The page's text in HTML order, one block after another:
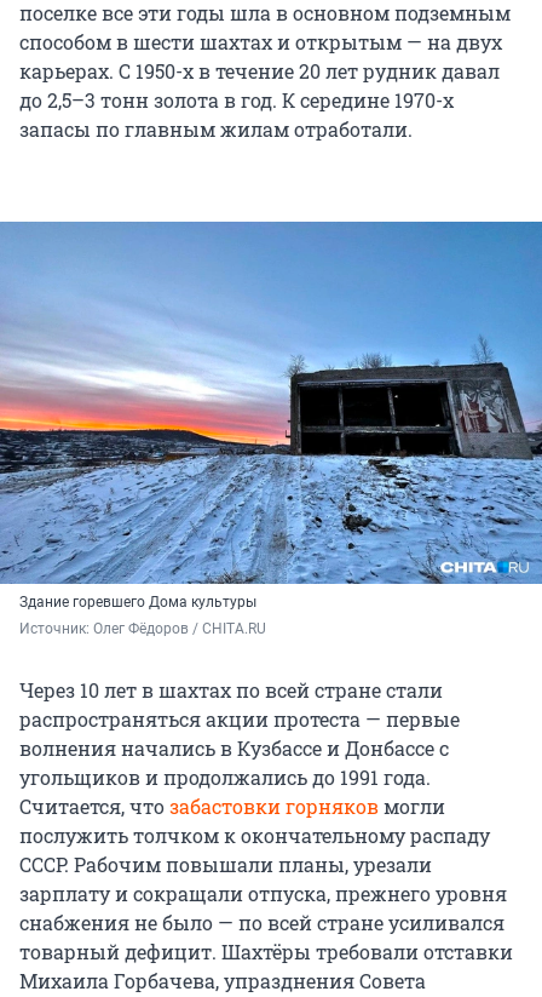
поселке все эти годы шла в основном подземным
способом в шести шахтах и открытым — на двух
карьерах. С 1950-х в течение 20 лет рудник давал
до 2,5–3 тонн золота в год. К середине 1970-х
запасы по главным жилам отработали.
Здание горевшего Дома культуры
Источник: Олег Фёдоров / CHITA.RU
Через 10 лет в шахтах по всей стране стали
распространяться акции протеста — первые
волнения начались в Кузбассе и Донбассе с
угольщиков и продолжались до 1991 года.
Считается, чтозабастовки горняковмогли
послужить толчком к окончательному распаду
СССР. Рабочим повышали планы, урезали
зарплату и сокращали отпуска, прежнего уровня
снабжения не было — по всей стране усиливался
товарный дефицит. Шахтёры требовали отставки
Михаила Горбачева, упразднения Совета